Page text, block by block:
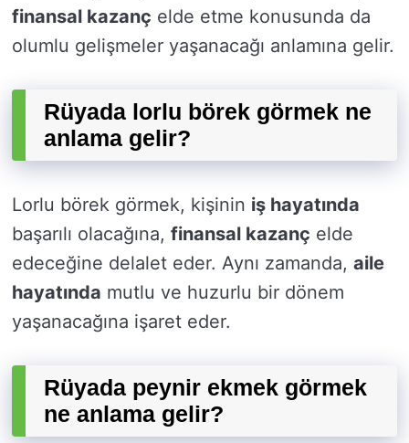
finansal kazanç elde etme konusunda da
olumlu gelişmeler yaşanacağı anlamına gelir.
Rüyada lorlu börek görmek ne
anlama gelir?
Lorlu börek görmek, kişinin iş hayatında
başarılı olacağına, finansal kazanç elde
edeceğine delalet eder. Aynı zamanda, aile
hayatında mutlu ve huzurlu bir dönem
yaşanacağına işaret eder.
Rüyada peynir ekmek görmek
ne anlama gelir?